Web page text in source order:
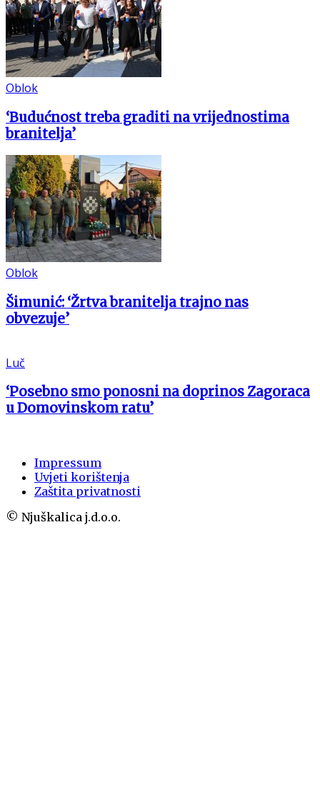
Oblok
‘Budućnost treba graditi na vrijednostima
branitelja’
Oblok
Šimunić: ‘Žrtva branitelja trajno nas
obvezuje’
Luč
‘Posebno smo ponosni na doprinos Zagoraca
u Domovinskom ratu’
Impressum
Uvjeti korištenja
Zaštita privatnosti
© Njuškalica j.d.o.o.